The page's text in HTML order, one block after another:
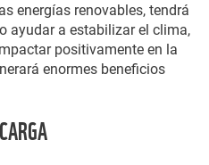
energías renovables, tendrá
ayudar a estabilizar el clima,
positivamente en la
enormes beneficios